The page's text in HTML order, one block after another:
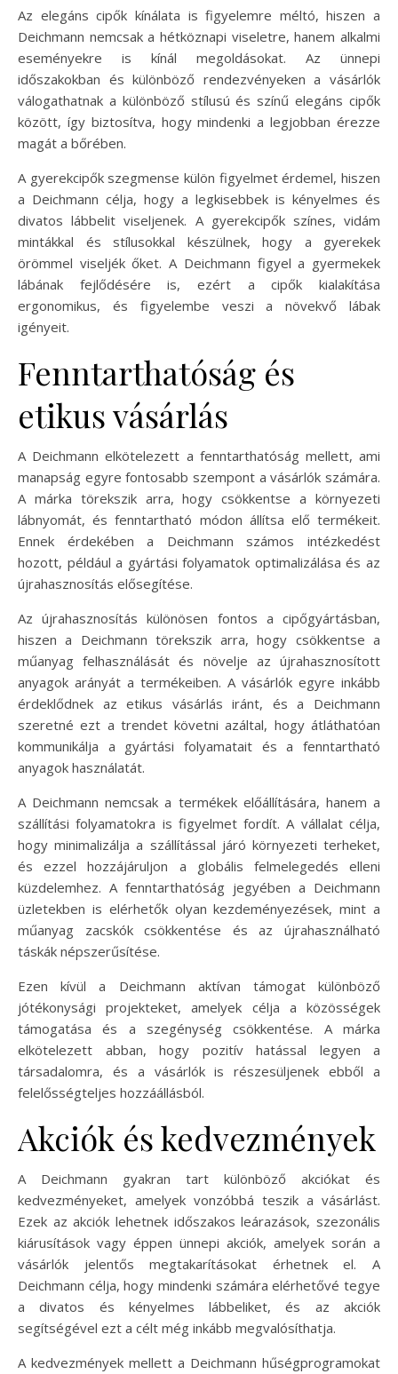
Az elegáns cipők kínálata is figyelemre méltó, hiszen a
Deichmann nemcsak a hétköznapi viseletre, hanem alkalmi
eseményekre is kínál megoldásokat. Az ünnepi
időszakokban és különböző rendezvényeken a vásárlók
válogathatnak a különböző stílusú és színű elegáns cipők
között, így biztosítva, hogy mindenki a legjobban érezze
magát a bőrében.
A gyerekcipők szegmense külön figyelmet érdemel, hiszen
a Deichmann célja, hogy a legkisebbek is kényelmes és
divatos lábbelit viseljenek. A gyerekcipők színes, vidám
mintákkal és stílusokkal készülnek, hogy a gyerekek
örömmel viseljék őket. A Deichmann figyel a gyermekek
lábának fejlődésére is, ezért a cipők kialakítása
ergonomikus, és figyelembe veszi a növekvő lábak
igényeit.
Fenntarthatóság és
etikus vásárlás
A Deichmann elkötelezett a fenntarthatóság mellett, ami
manapság egyre fontosabb szempont a vásárlók számára.
A márka törekszik arra, hogy csökkentse a környezeti
lábnyomát, és fenntartható módon állítsa elő termékeit.
Ennek érdekében a Deichmann számos intézkedést
hozott, például a gyártási folyamatok optimalizálása és az
újrahasznosítás elősegítése.
Az újrahasznosítás különösen fontos a cipőgyártásban,
hiszen a Deichmann törekszik arra, hogy csökkentse a
műanyag felhasználását és növelje az újrahasznosított
anyagok arányát a termékeiben. A vásárlók egyre inkább
érdeklődnek az etikus vásárlás iránt, és a Deichmann
szeretné ezt a trendet követni azáltal, hogy átláthatóan
kommunikálja a gyártási folyamatait és a fenntartható
anyagok használatát.
A Deichmann nemcsak a termékek előállítására, hanem a
szállítási folyamatokra is figyelmet fordít. A vállalat célja,
hogy minimalizálja a szállítással járó környezeti terheket,
és ezzel hozzájáruljon a globális felmelegedés elleni
küzdelemhez. A fenntarthatóság jegyében a Deichmann
üzletekben is elérhetők olyan kezdeményezések, mint a
műanyag zacskók csökkentése és az újrahasználható
táskák népszerűsítése.
Ezen kívül a Deichmann aktívan támogat különböző
jótékonysági projekteket, amelyek célja a közösségek
támogatása és a szegénység csökkentése. A márka
elkötelezett abban, hogy pozitív hatással legyen a
társadalomra, és a vásárlók is részesüljenek ebből a
felelősségteljes hozzáállásból.
Akciók és kedvezmények
A Deichmann gyakran tart különböző akciókat és
kedvezményeket, amelyek vonzóbbá teszik a vásárlást.
Ezek az akciók lehetnek időszakos leárazások, szezonális
kiárusítások vagy éppen ünnepi akciók, amelyek során a
vásárlók jelentős megtakarításokat érhetnek el. A
Deichmann célja, hogy mindenki számára elérhetővé tegye
a divatos és kényelmes lábbeliket, és az akciók
segítségével ezt a célt még inkább megvalósíthatja.
A kedvezmények mellett a Deichmann hűségprogramokat